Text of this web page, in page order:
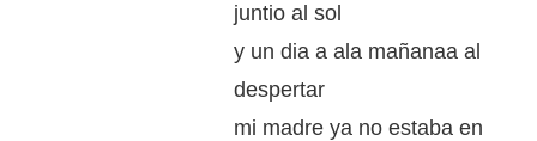
juntio al sol
y un dia a ala mañanaa al
despertar
mi madre ya no estaba en